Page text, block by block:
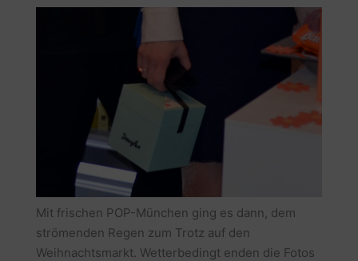
Mit frischen POP-München ging es dann, dem
strömenden Regen zum Trotz auf den
Weihnachtsmarkt. Wetterbedingt enden die Fotos